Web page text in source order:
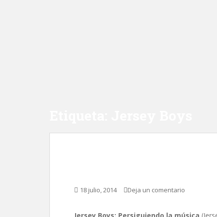
18 julio, 2014 Deja un comentario